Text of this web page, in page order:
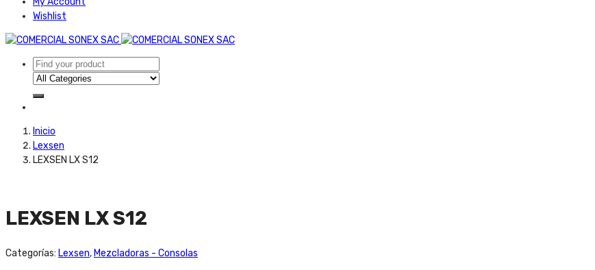
Wishlist
Inicio
Lexsen
LEXSEN LX S12
LEXSEN LX S12
Categorías: Lexsen, Mezcladoras - Consolas